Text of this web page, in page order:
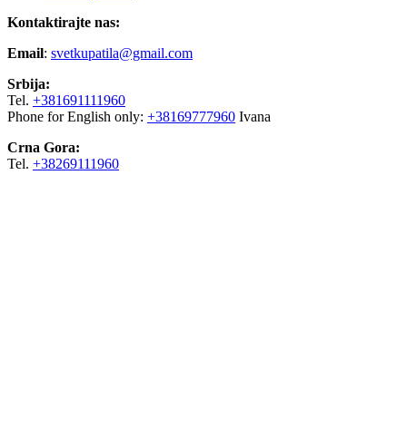
Kontaktirajte nas:
Email: svetkupatila@gmail.com
Srbija:
Tel. +381691111960
Phone for English only: +38169777960 Ivana
Crna Gora:
Tel. +38269111960